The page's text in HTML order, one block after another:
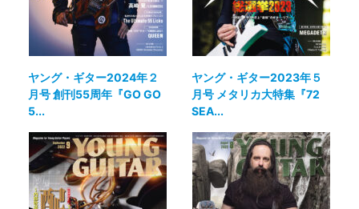
ヤング・ギター2024年２
月号 創刊55周年『GO GO
5...
ヤング・ギター2023年５
月号 メタリカ大特集『72
SEA...